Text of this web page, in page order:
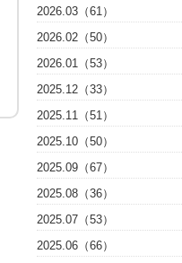
2026.03（61）
2026.02（50）
2026.01（53）
2025.12（33）
2025.11（51）
2025.10（50）
2025.09（67）
2025.08（36）
2025.07（53）
2025.06（66）